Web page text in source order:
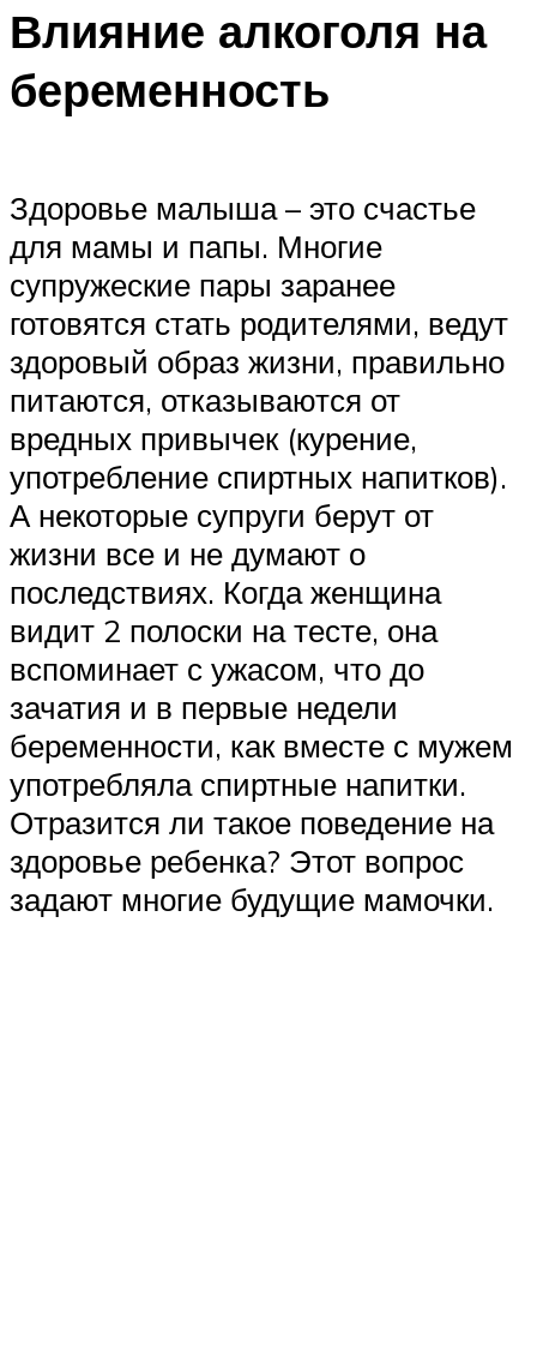
Влияние алкоголя на
беременность
Здоровье малыша – это счастье
для мамы и папы. Многие
супружеские пары заранее
готовятся стать родителями, ведут
здоровый образ жизни, правильно
питаются, отказываются от
вредных привычек (курение,
употребление спиртных напитков).
А некоторые супруги берут от
жизни все и не думают о
последствиях. Когда женщина
видит 2 полоски на тесте, она
вспоминает с ужасом, что до
зачатия и в первые недели
беременности, как вместе с мужем
употребляла спиртные напитки.
Отразится ли такое поведение на
здоровье ребенка? Этот вопрос
задают многие будущие мамочки.